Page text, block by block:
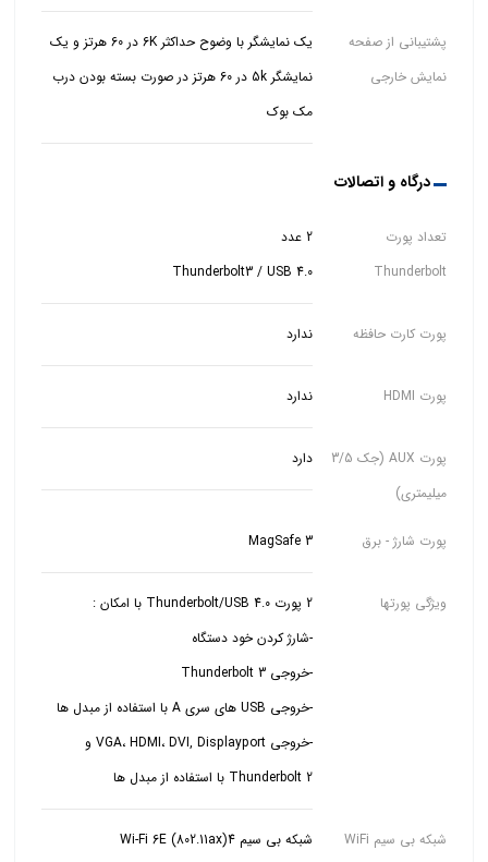
پشتیبانی از صفحه
نمایش خارجی
یک نمایشگر با وضوح حداکثر 6K در 60 هرتز و یک
نمایشگر 5k در 60 هرتز در صورت بسته بودن درب
مک بوک
درگاه و اتصالات
تعداد پورت
Thunderbolt
2 عدد
Thunderbolt3 / USB 4.0
پورت کارت حافظه ندارد
پورت HDMI ندارد
پورت AUX (جک 3/5
میلیمتری)
دارد
پورت شارژ - برق MagSafe 3
ویژگی پورتها
-خروجی USB های سری A با استفاده از مبدل ها
-خروجی VGA، HDMI، DVI, Displayport و
Thunderbolt 2 با استفاده از مبدل ها
شبکه بی سیم WiFi
شبکه بی سیم Wi-Fi 6E (802.11ax)4